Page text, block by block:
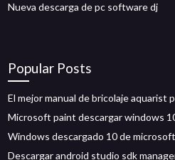
Nueva descarga de pc software dj
Popular Posts
El mejor manual de bricolaje aquarist
Microsoft paint descargar windows
Windows descargado 10 de microsoft
Descargar android studio sdk